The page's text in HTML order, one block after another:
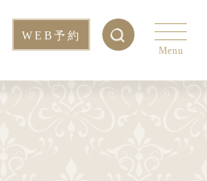
WEB予約
Menu